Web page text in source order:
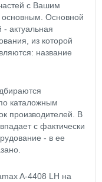
с Вашим
основным. Основной
- актуальная
из которой
название
каталожным
производителей. В
с фактически
- в ее
A-4408 LH на